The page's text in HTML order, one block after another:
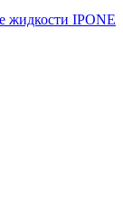
жидкости IPONE